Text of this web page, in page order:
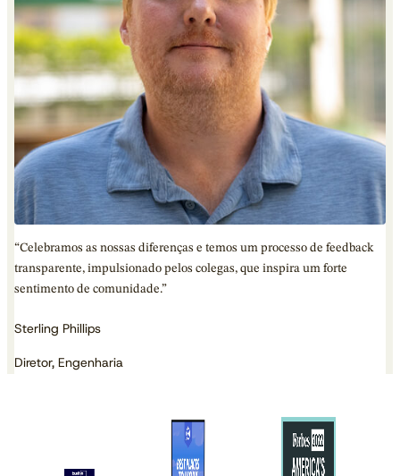
“Celebramos as nossas diferenças e temos um processo de feedback
transparente, impulsionado pelos colegas, que inspira um forte
sentimento de comunidade.”
Sterling Phillips
Diretor, Engenharia